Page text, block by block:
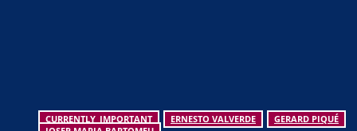
CURRENTLY_IMPORTANT ERNESTO VALVERDE
GERARD PIQUÉ